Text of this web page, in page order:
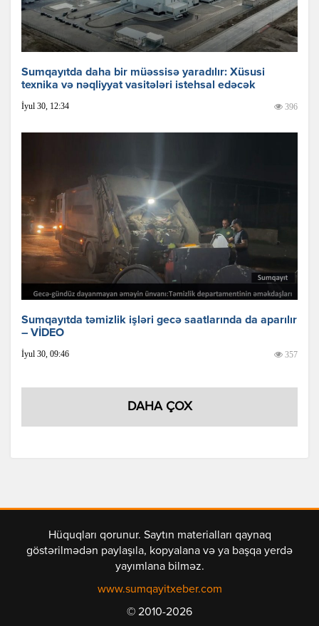
Sumqayıtda daha bir müəssisə yaradılır: Xüsusi
texnika və nəqliyyat vasitələri istehsal edəcək
İyul 30, 12:34 396
Sumqayıtda təmizlik işləri gecə saatlarında da aparılır
– VİDEO
İyul 30, 09:46 357
DAHA ÇOX
Hüquqları qorunur. Saytın materialları qaynaq
göstərilmədən paylaşıla, kopyalana və ya başqa yerdə
yayımlana bilməz.
www.sumqayitxeber.com
© 2010-2026